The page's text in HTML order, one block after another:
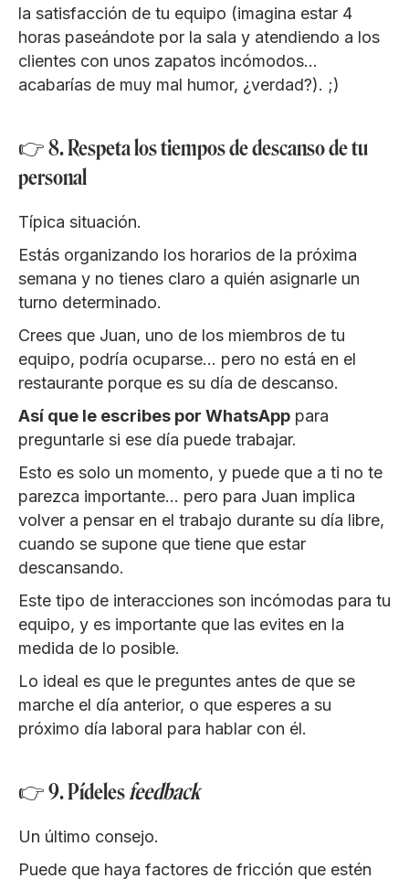
la satisfacción de tu equipo (imagina estar 4
horas paseándote por la sala y atendiendo a los
clientes con unos zapatos incómodos…
acabarías de muy mal humor, ¿verdad?). ;)
👉 8. Respeta los tiempos de descanso de tu
personal
Típica situación.
Estás organizando los horarios de la próxima
semana y no tienes claro a quién asignarle un
turno determinado.
Crees que Juan, uno de los miembros de tu
equipo, podría ocuparse… pero no está en el
restaurante porque es su día de descanso.
Así que le escribes por WhatsApp para
preguntarle si ese día puede trabajar.
Esto es solo un momento, y puede que a ti no te
parezca importante… pero para Juan implica
volver a pensar en el trabajo durante su día libre,
cuando se supone que tiene que estar
descansando.
Este tipo de interacciones son incómodas para tu
equipo, y es importante que las evites en la
medida de lo posible.
Lo ideal es que le preguntes antes de que se
marche el día anterior, o que esperes a su
próximo día laboral para hablar con él.
👉 9. Pídelesfeedback
Un último consejo.
Puede que haya factores de fricción que estén